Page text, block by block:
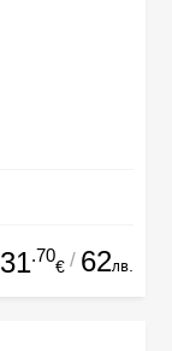
31.70
€ / 62лв.